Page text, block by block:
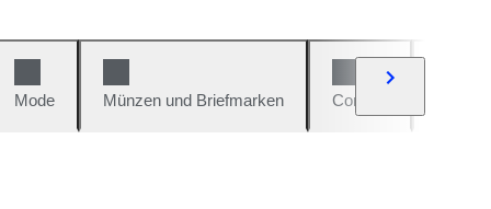
Mode Münzen und Briefmarken Comics